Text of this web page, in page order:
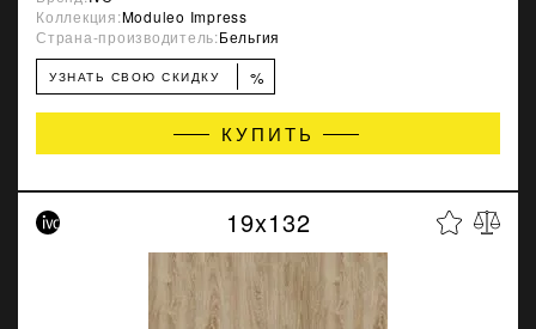
Коллекция:Moduleo Impress
Страна-производитель:Бельгия
УЗНАТЬ СВОЮ СКИДКУ %
КУПИТЬ
19x132